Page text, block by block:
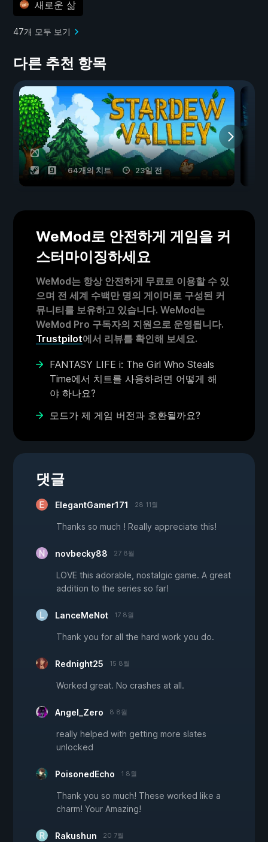
새로운 삶
47개 모두 보기
다른 추천 항목
64개의 치트 23일 전
WeMod로 안전하게 게임을 커
스터마이징하세요
WeMod는 항상 안전하게 무료로 이용할 수 있
으며 전 세계 수백만 명의 게이머로 구성된 커
뮤니티를 보유하고 있습니다. WeMod는
WeMod Pro 구독자의 지원으로 운영됩니다.
Trustpilot에서 리뷰를 확인해 보세요.
FANTASY LIFE i: The Girl Who Steals
Time에서 치트를 사용하려면 어떻게 해
야 하나요?
모드가 제 게임 버전과 호환될까요?
댓글
ElegantGamer171 28 11월
Thanks so much ! Really appreciate this!
novbecky88 27 8월
LOVE this adorable, nostalgic game. A great
addition to the series so far!
LanceMeNot 17 8월
Thank you for all the hard work you do.
Rednight25 15 8월
Worked great. No crashes at all.
Angel_Zero 8 8월
really helped with getting more slates
unlocked
PoisonedEcho 1 8월
Thank you so much! These worked like a
charm! Your Amazing!
Rakushun 20 7월